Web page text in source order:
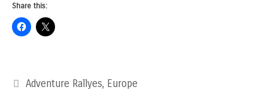
Share this:
Categories
Adventure Rallyes, Europe